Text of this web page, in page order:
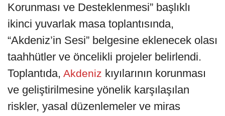
Korunması ve Desteklenmesi” başlıklı
ikinci yuvarlak masa toplantısında,
“Akdeniz’in Sesi” belgesine eklenecek olası
taahhütler ve öncelikli projeler belirlendi.
Toplantıda, Akdeniz kıyılarının korunması
ve geliştirilmesine yönelik karşılaşılan
riskler, yasal düzenlemeler ve miras